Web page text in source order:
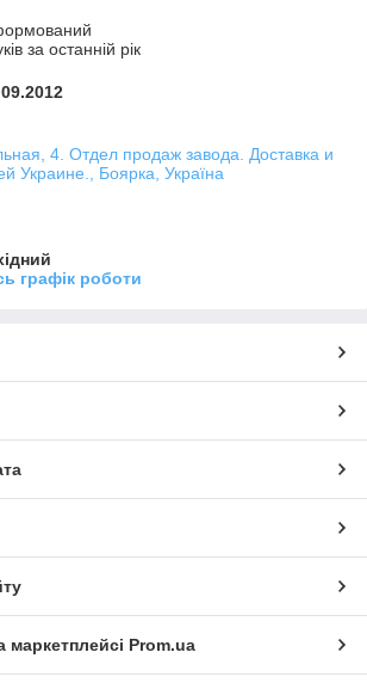
за останній рік
4. Отдел продаж завода. Доставка и
Украине., Боярка, Україна
графік роботи
маркетплейсі Prom.ua